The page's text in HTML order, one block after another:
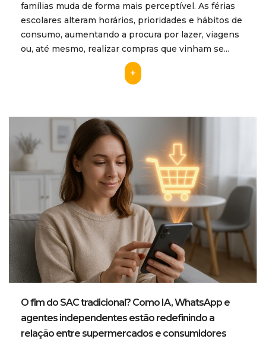
famílias muda de forma mais perceptível. As férias
escolares alteram horários, prioridades e hábitos de
consumo, aumentando a procura por lazer, viagens
ou, até mesmo, realizar compras que vinham se...
+
O fim do SAC tradicional? Como IA, WhatsApp e
agentes independentes estão redefinindo a
relação entre supermercados e consumidores